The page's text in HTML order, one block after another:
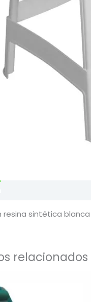
resina sintética blanca
relacionados